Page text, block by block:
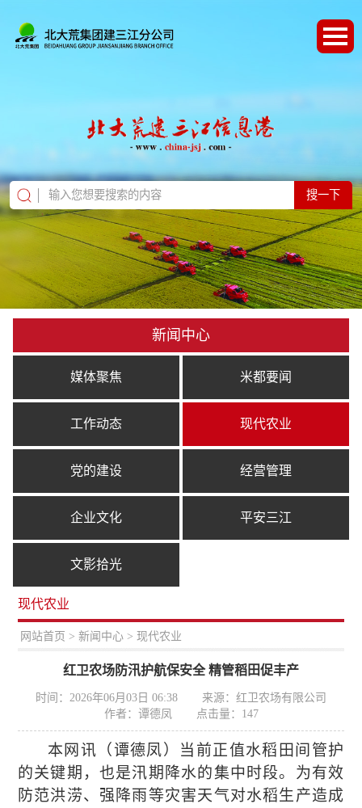
搜一下
新闻中心
媒体聚焦 米都要闻
工作动态 现代农业
党的建设 经营管理
企业文化 平安三江
文影拾光
现代农业
网站首页 > 新闻中心 > 现代农业
红卫农场防汛护航保安全 精管稻田促丰产
时间：2026年06月03日 06:38
来源：红卫农场有限公司
作者：谭德凤
点击量： 147
本网讯（谭德凤） 当前正值水稻田间管护
的关键期，也是汛期降水的集中时段。为有效
防范洪涝、强降雨等灾害天气对水稻生产造成